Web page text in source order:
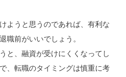
ようと思うのであれば、有利な
職前がいいでしょう。
と、融資が受けにくくなってし
、転職のタイミングは慎重に考